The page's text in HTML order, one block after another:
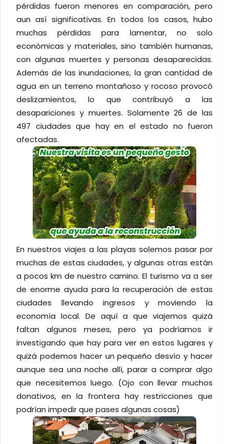
pérdidas fueron menores en comparación, pero
aun así significativas. En todos los casos, hubo
muchas pérdidas para lamentar, no solo
económicas y materiales, sino también humanas,
con algunas muertes y personas desaparecidas.
Además de las inundaciones, la gran cantidad de
agua en un terreno montañoso y rocoso provocó
deslizamientos, lo que contribuyó a las
desapariciones y muertes. Solamente 26 de las
497 ciudades que hay en el estado no fueron
afectadas.
En nuestros viajes a las playas solemos pasar por
muchas de estas ciudades, y algunas otras están
a pocos km de nuestro camino. El turismo va a ser
de enorme ayuda para la recuperación de estas
ciudades llevando ingresos y moviendo la
economía local. De aquí a que viajemos quizá
faltan algunos meses, pero ya podríamos ir
investigando que hay para ver en estos lugares y
quizá podemos hacer un pequeño desvío y hacer
aunque sea una noche allí, parar a comprar algo
que necesitemos luego. (Ojo con llevar muchos
donativos, en la frontera hay restricciones que
podrían impedir que pases algunas cosas)